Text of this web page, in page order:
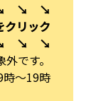
↘ ↘
クリック
↘ ↘
です。
～19時